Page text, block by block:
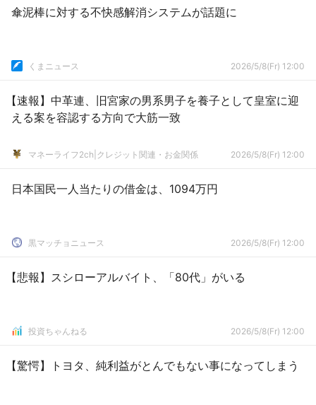
傘泥棒に対する不快感解消システムが話題に
くまニュース 2026/5/8(Fr) 12:00
【速報】中革連、旧宮家の男系男子を養子として皇室に迎
える案を容認する方向で大筋一致
マネーライフ2ch|クレジット関連・お金関係 2026/5/8(Fr) 12:00
日本国民一人当たりの借金は、1094万円
黒マッチョニュース 2026/5/8(Fr) 12:00
【悲報】スシローアルバイト、「80代」がいる
投資ちゃんねる 2026/5/8(Fr) 12:00
【驚愕】トヨタ、純利益がとんでもない事になってしまう